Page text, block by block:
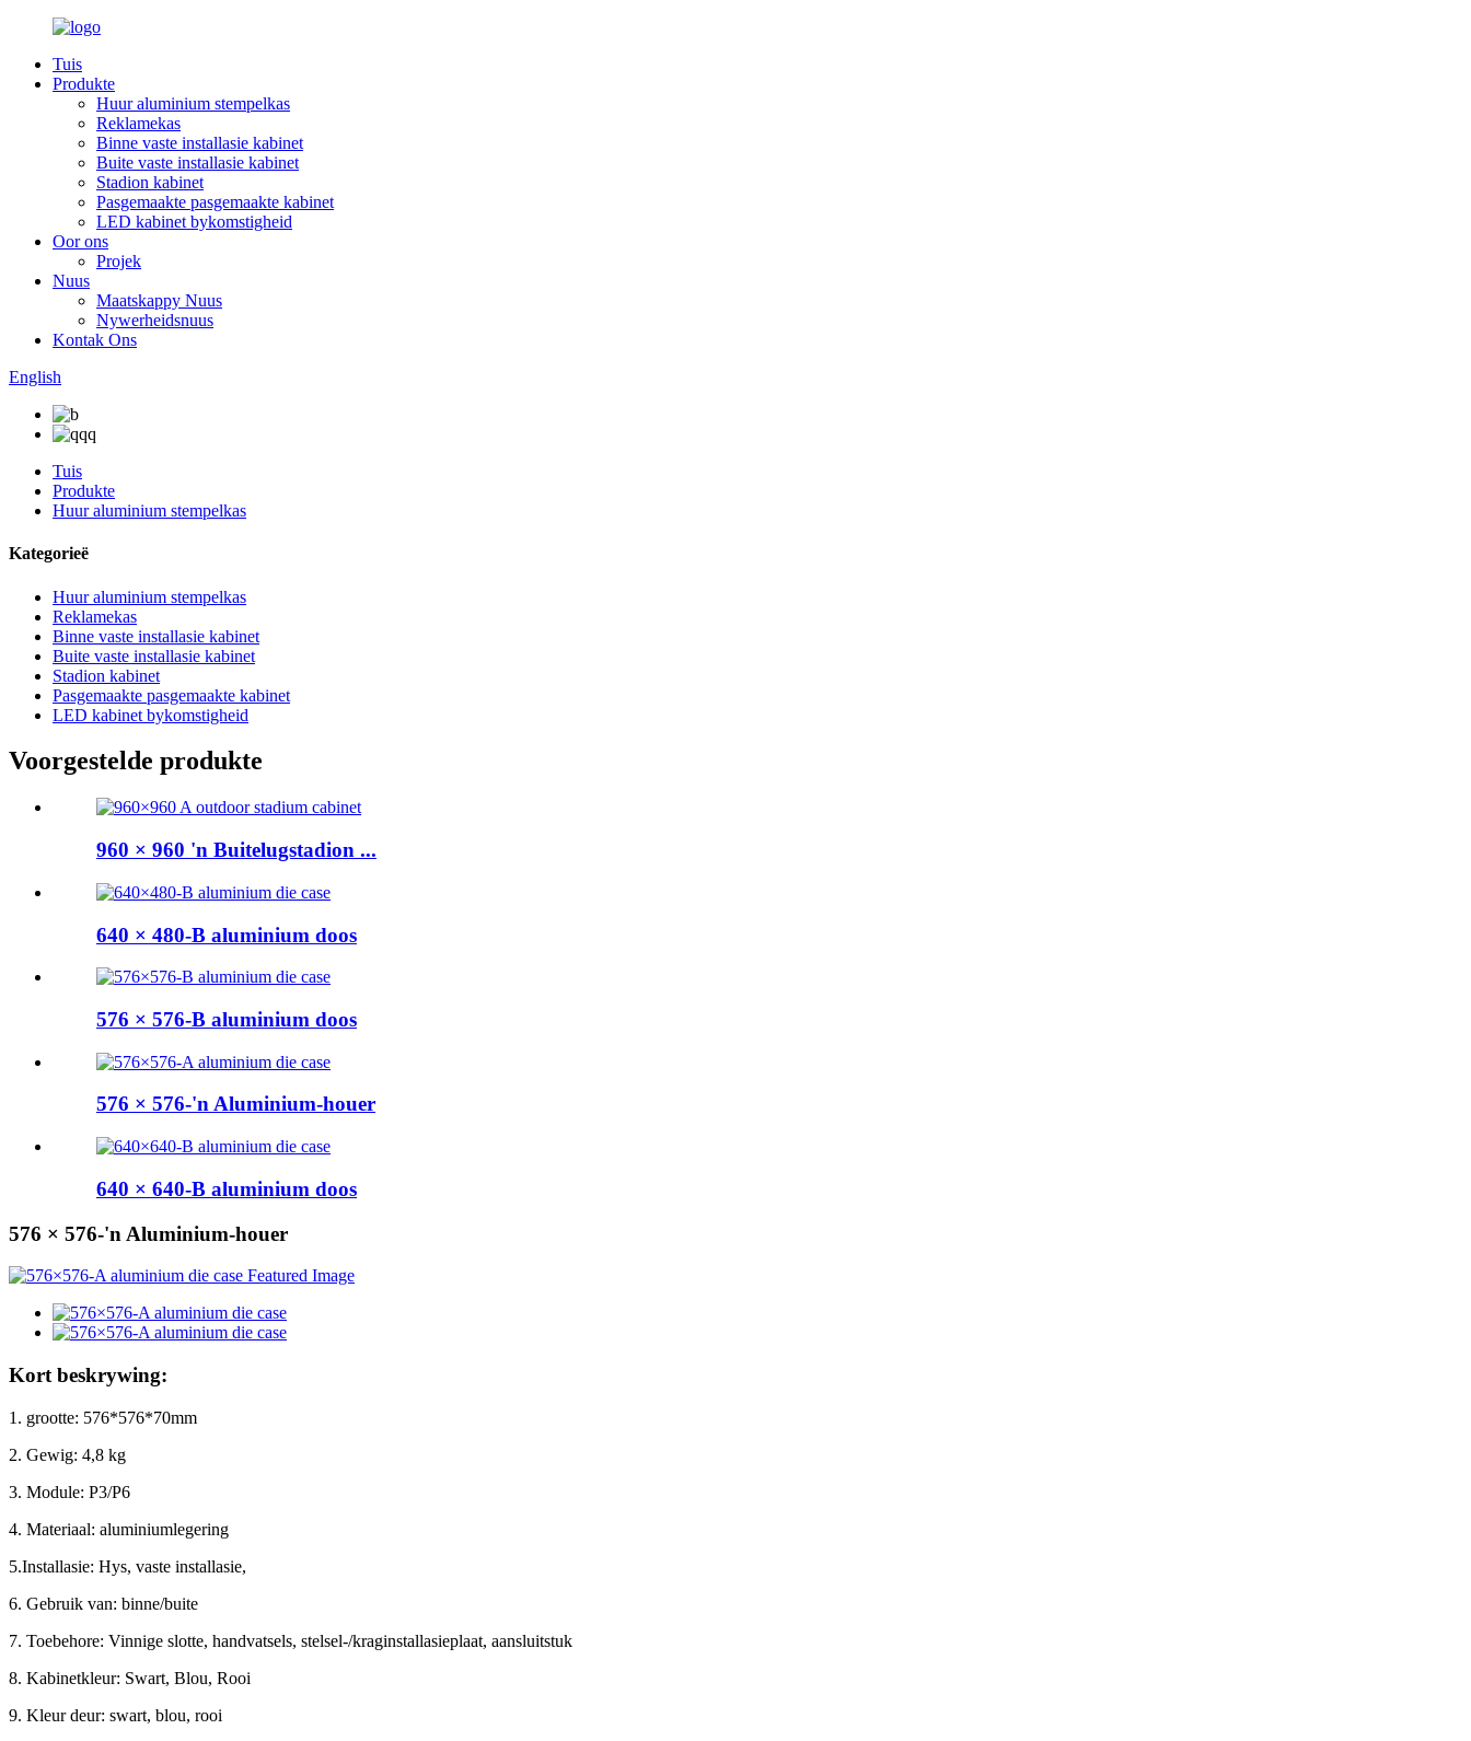
Tuis
Produkte
Huur aluminium stempelkas
Reklamekas
Binne vaste installasie kabinet
Buite vaste installasie kabinet
Stadion kabinet
Pasgemaakte pasgemaakte kabinet
LED kabinet bykomstigheid
Oor ons
Projek
Nuus
Maatskappy Nuus
Nywerheidsnuus
Kontak Ons
English
Tuis
Produkte
Huur aluminium stempelkas
Kategorieë
Huur aluminium stempelkas
Reklamekas
Binne vaste installasie kabinet
Buite vaste installasie kabinet
Stadion kabinet
Pasgemaakte pasgemaakte kabinet
LED kabinet bykomstigheid
Voorgestelde produkte
960 × 960 'n Buitelugstadion ...
640 × 480-B aluminium doos
576 × 576-B aluminium doos
576 × 576-'n Aluminium-houer
640 × 640-B aluminium doos
576 × 576-'n Aluminium-houer
Kort beskrywing:
1. grootte: 576*576*70mm
2. Gewig: 4,8 kg
3. Module: P3/P6
4. Materiaal: aluminiumlegering
5.Installasie: Hys, vaste installasie,
6. Gebruik van: binne/buite
7. Toebehore: Vinnige slotte, handvatsels, stelsel-/kraginstallasieplaat, aansluitstuk
8. Kabinetkleur: Swart, Blou, Rooi
9. Kleur deur: swart, blou, rooi